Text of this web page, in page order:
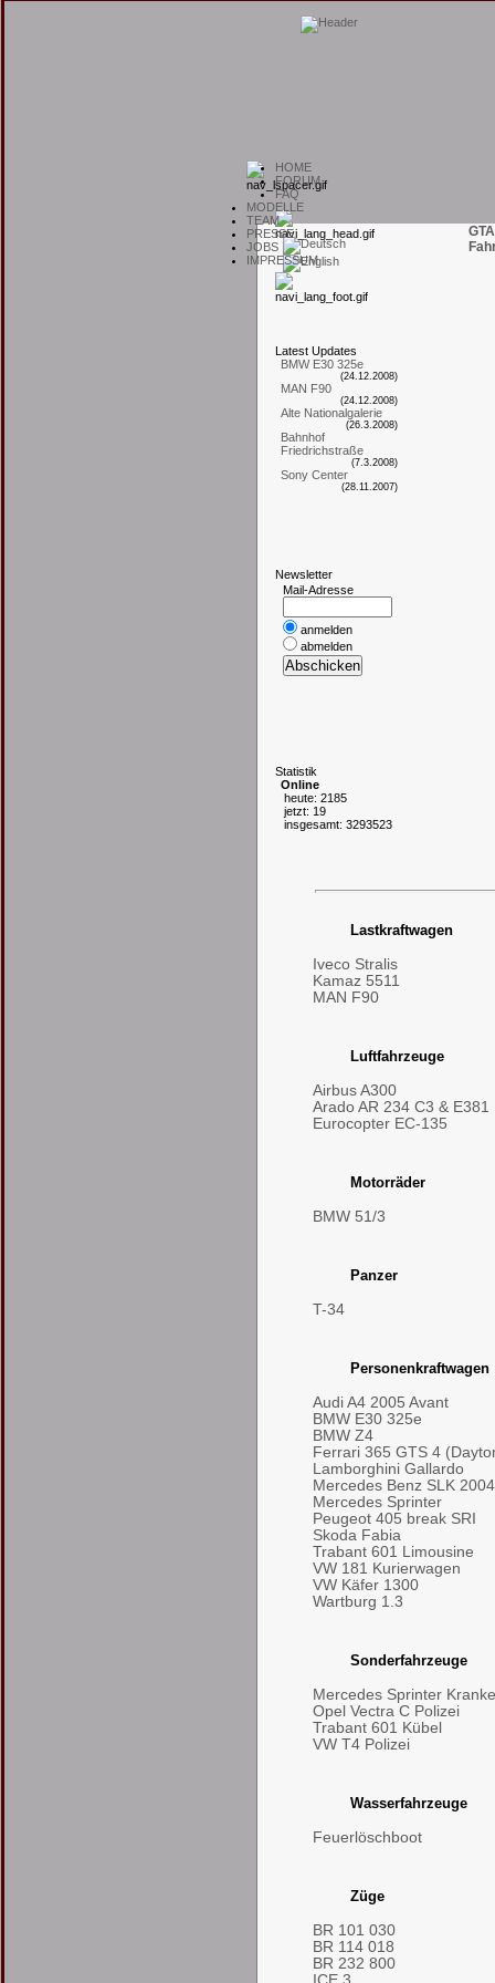
HOME
FORUM
FAQ
MODELLE
TEAM
PRESSE
JOBS
IMPRESSUM
L atest Updates
BMW E30 325e
(24.12.2008)
MAN F90
(24.12.2008)
Alte Nationalgalerie
(26.3.2008)
Bahnhof
Friedrichstraße
(7.3.2008)
Sony Center
(28.11.2007)
Newsletter
Mail-Adresse
anmelden
abmelden
Statistik
Online
heute: 2185
jetzt: 19
insgesamt: 3293523
Lastkraftwagen
Iveco Stralis
Kamaz 5511
MAN F90
Luftfahrzeuge
Airbus A300
Arado AR 234 C3 & E381
Eurocopter EC-135
Motorräder
BMW 51/3
Panzer
T-34
Personenkraftwagen
Audi A4 2005 Avant
BMW E30 325e
BMW Z4
Ferrari 365 GTS 4
Lamborghini Gallardo
Mercedes Benz SLK
Mercedes Sprinter
Peugeot 405 break SRI
Skoda Fabia
Trabant 601 Limousine
VW 181 Kurierwagen
VW Käfer 1300
Wartburg 1.3
Sonderfahrzeuge
Mercedes Sprinter
Opel Vectra C Polizei
Trabant 601 Kübel
VW T4 Polizei
Wasserfahrzeuge
Feuerlöschboot
Züge
BR 101 030
BR 114 018
BR 232 800